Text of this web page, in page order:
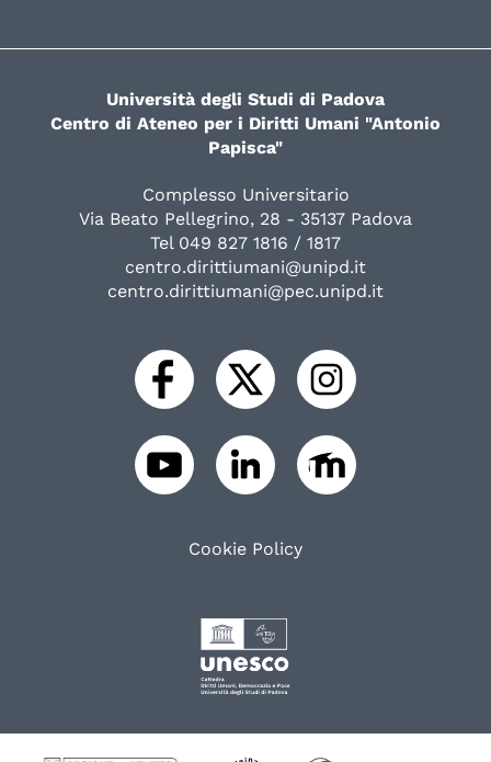
Università degli Studi di Padova
Centro di Ateneo per i Diritti Umani "Antonio
Papisca"
Complesso Universitario
Via Beato Pellegrino, 28 - 35137 Padova
Tel 049 827 1816 / 1817
centro.dirittiumani@unipd.it
centro.dirittiumani@pec.unipd.it
Cookie Policy